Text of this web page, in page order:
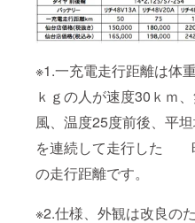
※1.一充電走行距離は体
ｋｇの人が速度30ｋｍ
風、温度25度前後、平
を連続して走行した
の走行距離です。
※2.仕様、外観は改良の